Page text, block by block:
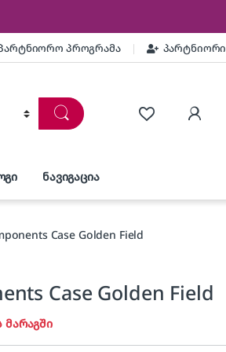
პროგრამა პარტნიორი
ნავიგაცია
Case Golden Field
Case Golden Field
მარაგში